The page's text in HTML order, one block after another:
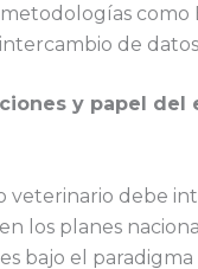
como
de
y papel del
veterinario debe
los planes
bajo el paradigma